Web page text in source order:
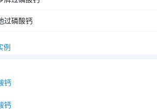
过磷酸钙
例
钙
钙